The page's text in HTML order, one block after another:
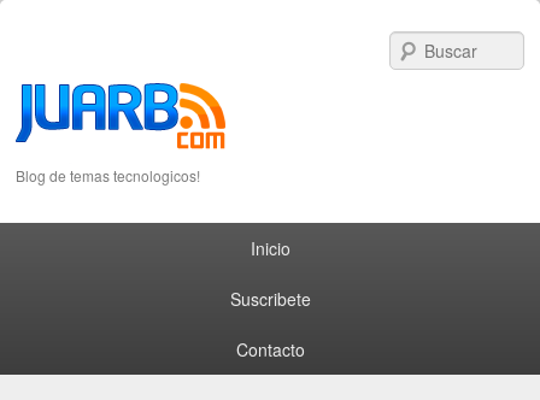
Blog de temas tecnologicos!
Inicio
Suscribete
Contacto